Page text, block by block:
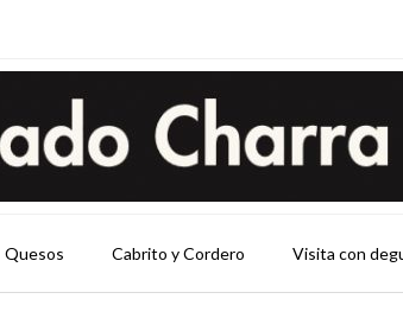
Quesos Cabrito y Cordero Visita con